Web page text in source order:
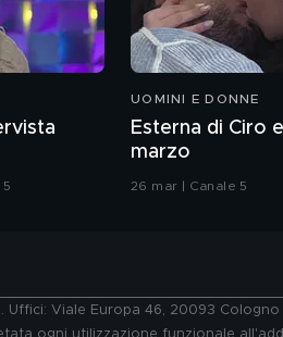
UOMINI E DONNE
Esterna di Ciro
marzo
26 mar | Canale 5
Uffici: Viale Europa 46, 20093